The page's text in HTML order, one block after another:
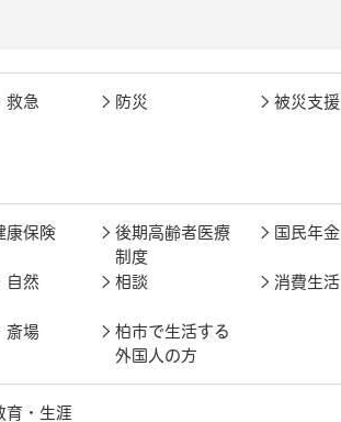
救急 防災 被災支援
康保険
後期高齢者医療
制度
国民年金
自然 相談 消費生活
斎場
柏市で生活する
外国人の方
育・生涯